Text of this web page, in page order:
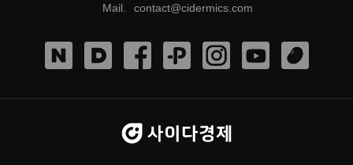
Mail contact@cidermics.com